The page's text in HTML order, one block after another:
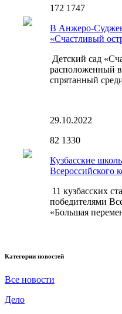
172 1747
В Анжеро-
«Счастливый
Детский сад
расположенный
спрятанный
29.10.2022
82 1330
Кузбасские
Всероссийского
11 кузбасских
победителями
«Большая
Категории новостей
Все новости
Дело